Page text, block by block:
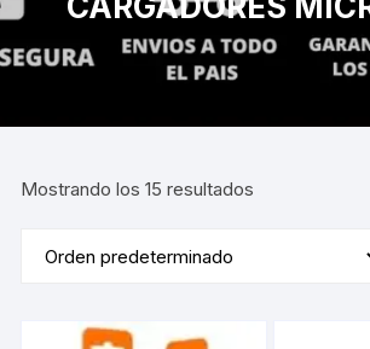
Mostrando los 15 resultados